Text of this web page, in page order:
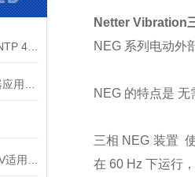
Netter Vibration
NEG 系列电动外
NEG 的特点是
三相 NEG 装置
在 60 Hz 下运行